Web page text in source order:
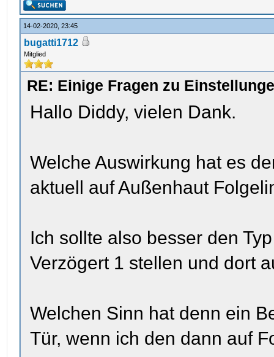
14-02-2020, 23:45
bugatti1712
Mitglied
RE: Einige Fragen zu
Hallo Diddy, vielen Dank.
Welche Auswirkung hat es
aktuell auf Außenhaut
Ich sollte also besser den
Verzögert 1 stellen und dort
Welchen Sinn hat denn ein
Tür, wenn ich den dann auf